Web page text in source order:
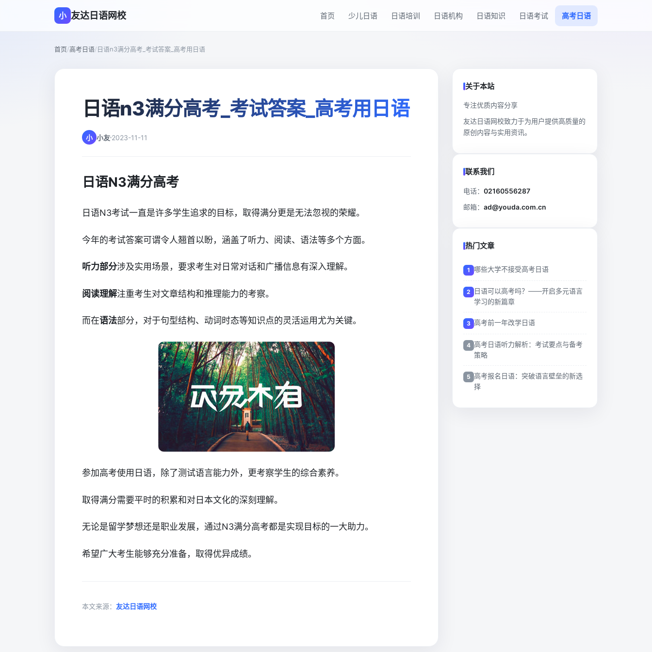
小 友达日语网校 首页 少儿日语 日语培训 日语机构 日语知识 日语考试 高考日语
首页/高考日语/日语n3满分高考_考试答案_高考用日语
日语n3满分高考_考试答案_高考用日语
小 小友 2023-11-11
日语N3满分高考
日语N3考试一直是许多学生追求的目标，取得满分更是无法忽视的荣耀。
今年的考试答案可谓令人翘首以盼，涵盖了听力、阅读、语法等多个方面。
听力部分涉及实用场景，要求考生对日常对话和广播信息有深入理解。
阅读理解注重考生对文章结构和推理能力的考察。
而在语法部分，对于句型结构、动词时态等知识点的灵活运用尤为关键。
参加高考使用日语，除了测试语言能力外，更考察学生的综合素养。
取得满分需要平时的积累和对日本文化的深刻理解。
无论是留学梦想还是职业发展，通过N3满分高考都是实现目标的一大助力。
希望广大考生能够充分准备，取得优异成绩。
本文来源： 友达日语网校
关于本站
专注优质内容分享
友达日语网校致力于为用户提供高质量的
原创内容与实用资讯。
联系我们
电话： 02160556287
邮箱： ad@youda.com.cn
热门文章
哪些大学不接受高考日语
日语可以高考吗？——开启多元语言
学习的新篇章
高考前一年改学日语
高考日语听力解析：考试要点与备考
策略
高考报名日语：突破语言壁垒的新选
择